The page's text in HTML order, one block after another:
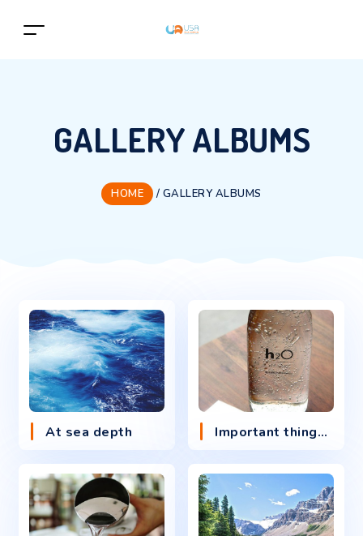
GALLERY ALBUMS
HOME / GALLERY ALBUMS
At sea depth Important thing…